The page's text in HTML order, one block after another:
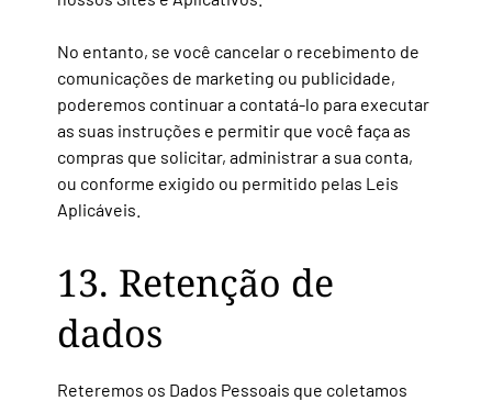
No entanto, se você cancelar o recebimento de
comunicações de marketing ou publicidade,
poderemos continuar a contatá-lo para executar
as suas instruções e permitir que você faça as
compras que solicitar, administrar a sua conta,
ou conforme exigido ou permitido pelas Leis
Aplicáveis.
13. Retenção de
dados
Reteremos os Dados Pessoais que coletamos